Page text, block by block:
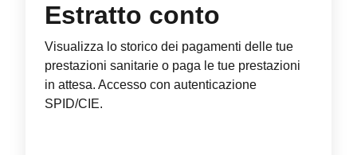
Estratto conto
Visualizza lo storico dei pagamenti delle tue
prestazioni sanitarie o paga le tue prestazioni
in attesa. Accesso con autenticazione
SPID/CIE.